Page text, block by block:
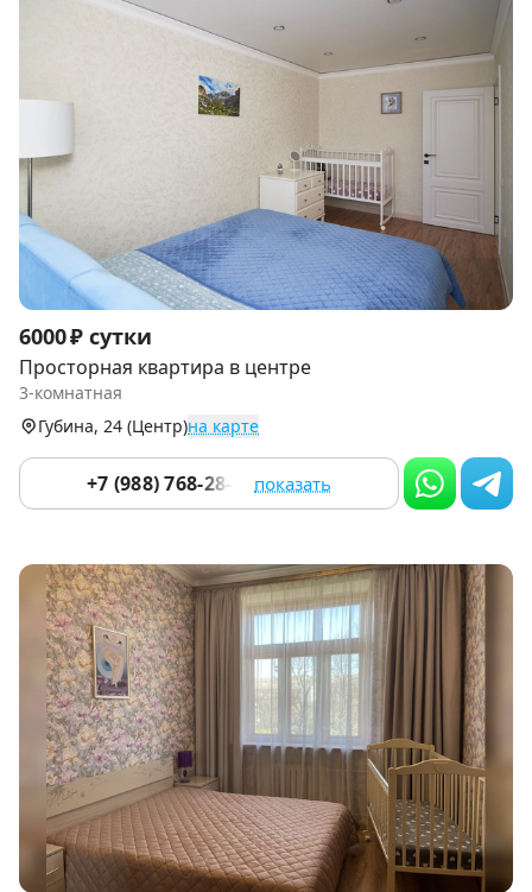
Item
1
of
6000 ₽ сутки
Просторная квартира в центре
3-комнатная
Губина, 24 (Центр)на карте
+7 (988) 768-28-07 показать